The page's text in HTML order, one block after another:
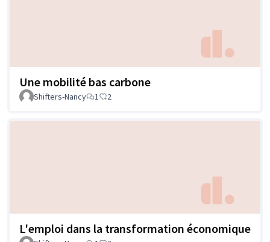
Une mobilité bas carbone
Shifters-Nancy 1 2
L'emploi dans la transformation économique